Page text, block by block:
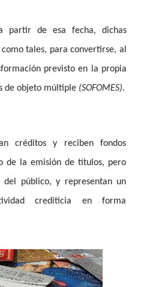
partir de esa fecha, dichas
tales, para convertirse, al
previsto en la propia
de objeto múltiple (SOFOMES).
créditos y reciben fondos
de la emisión de títulos, pero
público, y representan un
crediticia en forma